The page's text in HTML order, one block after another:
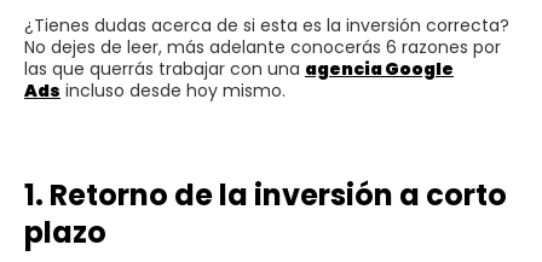
¿Tienes dudas acerca de si esta es la inversión correcta?
No dejes de leer, más adelante conocerás 6 razones por
las que querrás trabajar con una agencia Google
Ads incluso desde hoy mismo.
1. Retorno de la inversión a corto
plazo